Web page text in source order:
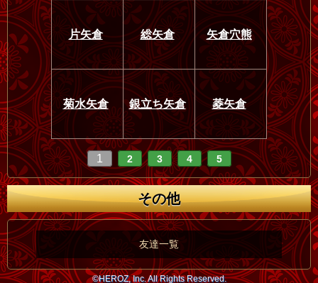
片矢倉 総矢倉 矢倉穴熊
菊水矢倉 銀立ち矢倉 菱矢倉
1 2 3 4 5
その他
友達一覧
©HEROZ, Inc. All Rights Reserved.